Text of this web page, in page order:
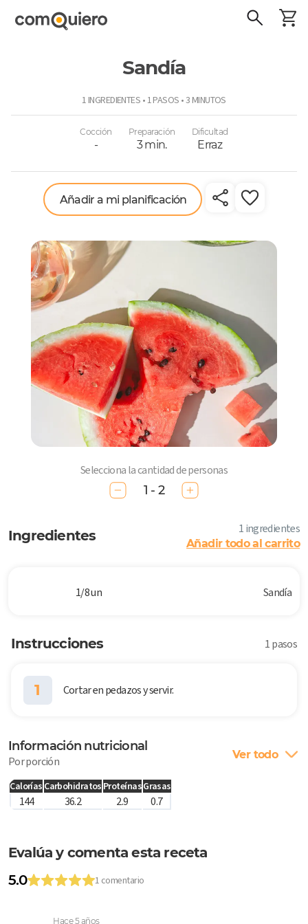
Sandía
1 INGREDIENTES • 1 PASOS • 3 MINUTOS
Cocción
-
Preparación
3 min.
Dificultad
Erraz
Añadir a mi planificación
Selecciona la cantidad de personas
1 - 2
Ingredientes 1 ingredientes
Añadir todo al carrito
1/8 un Sandía
Instrucciones 1 pasos
1 Cortar en pedazos y servir.
Información nutricional
Por porción Ver todo
Calorías Carbohidratos ProteínasGrasas
144 36.2 2.9 0.7
Evalúa y comenta esta receta
5.0
1 comentario
Hace 5 años